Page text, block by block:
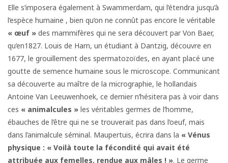
Elle s’imposera également à Swammerdam, qui l’étendra jusqu’à
l’espèce humaine , bien qu’on ne connût pas encore le véritable
« œuf » des mammifères qui ne sera découvert par Von Baer,
qu’en1827. Louis de Ham, un étudiant à Dantzig, découvre en
1677, le grouillement des spermatozoïdes, en ayant placé une
goutte de semence humaine sous le microscope. Communicant
sa découverte au maître de la micrographie, le hollandais
Antoine Van Leeuwenhoek, ce dernier n’hésitera pas à voir dans
ces « animalcules » les véritables germes de l’homme,
ébauches de l’être qui ne se trouverait pas dans l’oeuf, mais
dans l’animalcule séminal. Maupertuis, écrira dans la « Vénus
physique : « Voilà toute la fécondité qui avait été
attribuée aux femelles, rendue aux mâles ! ». Le germe